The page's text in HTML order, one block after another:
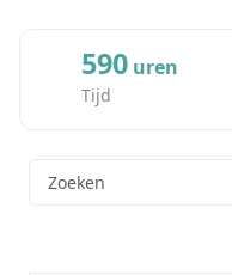
590 uren
Tijd